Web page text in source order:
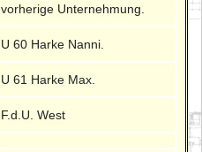
vorherige Unternehmung.
U 60 Harke Nanni.
U 61 Harke Max.
F.d.U. West